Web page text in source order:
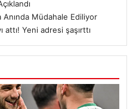
Anında Müdahale Ediliyor
attı! Yeni adresi şaşırttı